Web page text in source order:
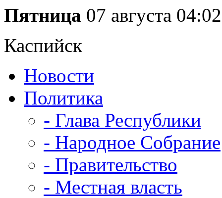
Пятница 07 августа 04:02
Каспийск
Новости
Политика
- Глава Республики
- Народное Собрание
- Правительство
- Местная власть